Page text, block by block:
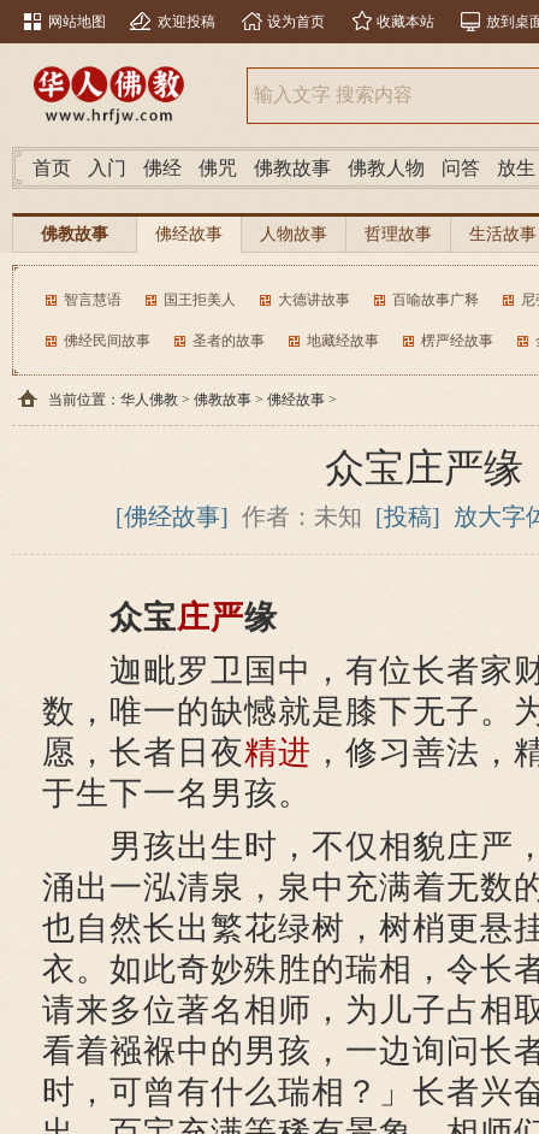
网站地图 欢迎投稿 设为首页 收藏本站 放到桌
首页 入门 佛经 佛咒 佛教故事 佛教人物 问答 放生
佛教故事 佛经故事 人物故事 哲理故事 生活故事
智言慧语 国王拒美人 大德讲故事 百喻故事广释 尼
佛经民间故事 圣者的故事 地藏经故事 楞严经故事
当前位置： 华人佛教 > 佛教故事 > 佛经故事 >
众宝庄严缘
[佛经故事] 作者：未知 [投稿] 放大字
众宝庄严缘
迦毗罗卫国中，有位长者家
数，唯一的缺憾就是膝下无子。
愿，长者日夜精进 ，修习善法，
于生下一名男孩。
男孩出生时，不仅相貌庄严
涌出一泓清泉，泉中充满着无数
也自然长出繁花绿树，树梢更悬
衣。如此奇妙殊胜的瑞相，令长
请来多位著名相师，为儿子占相
看着襁褓中的男孩，一边询问长
时，可曾有什么瑞相？」长者兴